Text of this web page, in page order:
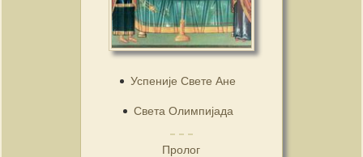
Успеније Свете Ане
Света Олимпијада
Пролог